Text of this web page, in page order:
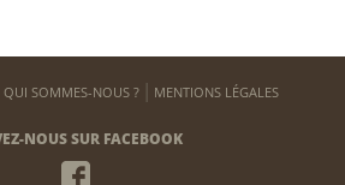
QUI SOMMES-NOUS ? MENTIONS LÉGALES
NOUS SUR FACEBOOK